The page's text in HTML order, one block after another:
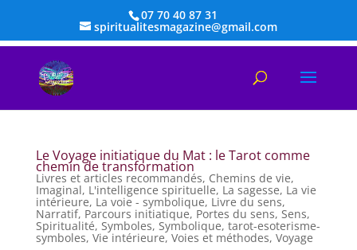
07 70 40 87 31
spiritualitesmagazine@gmail.com
Le Voyage initiatique du Mat : le Tarot comme
chemin de transformation
Livres et articles recommandés, Chemins de vie,
Imaginal, L'intelligence spirituelle, La sagesse, La vie
intérieure, La voie - symbolique, Livre du sens,
Narratif, Parcours initiatique, Portes du sens, Sens,
Spiritualité, Symboles, Symbolique, tarot-esoterisme-
symboles, Vie intérieure, Voies et méthodes, Voyage